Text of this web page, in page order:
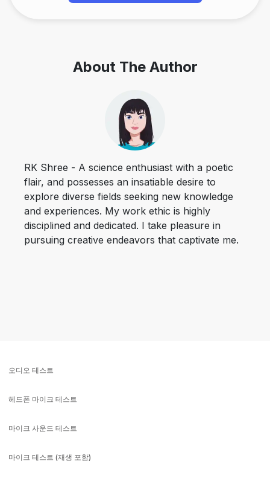
About The Author
RK Shree - A science enthusiast with a poetic
flair, and possesses an insatiable desire to
explore diverse fields seeking new knowledge
and experiences. My work ethic is highly
disciplined and dedicated. I take pleasure in
pursuing creative endeavors that captivate me.
오디오 테스트
헤드폰 마이크 테스트
마이크 사운드 테스트
마이크 테스트 (재생 포함)